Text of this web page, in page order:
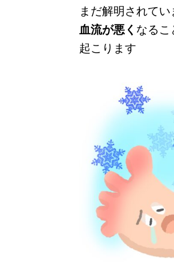
まだ解明されて
血流が悪く なるこ
起こります